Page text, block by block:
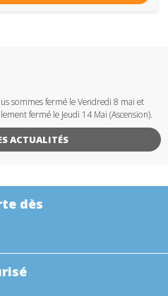
sommes fermé le Vendredi 8 mai et
fermé le Jeudi 14 Mai (Ascension).
ACTUALITÉS
dès